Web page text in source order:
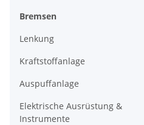
Bremsen
Lenkung
Kraftstoffanlage
Auspuffanlage
Elektrische Ausrüstung &
Instrumente